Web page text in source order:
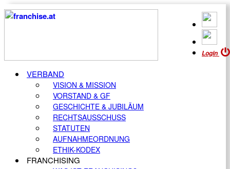
Login
VERBAND
VISION & MISSION
VORSTAND & GF
GESCHICHTE & JUBILÄUM
RECHTSAUSSCHUSS
STATUTEN
AUFNAHMEORDNUNG
ETHIK-KODEX
FRANCHISING